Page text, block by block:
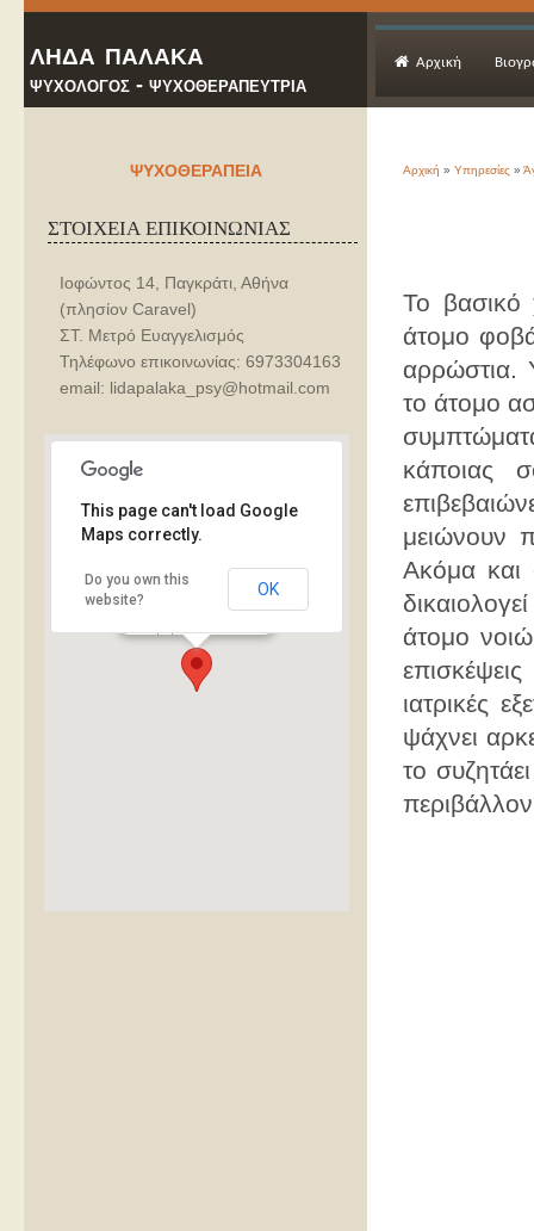
ληδα παλακα
ψυχολογος - ψυχοθεραπευτρια
Αρχική
Αρχική » Υπηρεσίες »
Το βασικό
άτομο
αρρώστια.
το άτομο
κάποιας
μειώνουν
Ακόμα και
άτομο
ιατρικές
ψάχνει
το
ψυχοθεραπεια
ΣΤΟΙΧΕΙΑ ΕΠΙΚΟΙΝΩΝΙΑΣ
Ιοφώντος 14, Παγκράτι, Αθήνα
(πλησίον Caravel)
ΣΤ. Μετρό Ευαγγελισμός
Τηλέφωνο επικοινωνίας: 6973304163
email: lidapalaka_psy@hotmail.com
Λήδα Παλάκα -
Ψυχολόγος
Ιοφώντος 14,
This page can't load Google
Maps correctly.
Do you own this
website?
OK